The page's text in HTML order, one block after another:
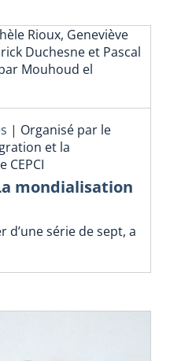
Rioux, Geneviève
Duchesne et Pascal
Mouhoud el
| Organisé par le
et la
CEPCI
mondialisation
d’une série de sept, a